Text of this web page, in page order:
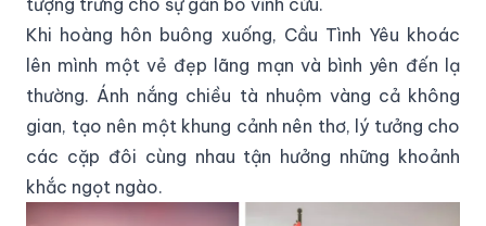
Khi hoàng hôn buông xuống, Cầu Tình Yêu khoác
lên mình một vẻ đẹp lãng mạn và bình yên đến lạ
thường. Ánh nắng chiều tà nhuộm vàng cả không
gian, tạo nên một khung cảnh nên thơ, lý tưởng cho
các cặp đôi cùng nhau tận hưởng những khoảnh
khắc ngọt ngào.